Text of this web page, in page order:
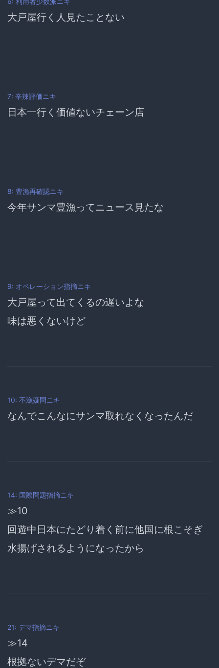
大戸屋行く人見たことない
7: 辛辣評価ニキ
日本一行く価値ないチェーン店
8: 豊漁再確認ニキ
今年サンマ豊漁ってニュース見たな
9: オペレーション指摘ニキ
大戸屋って出てくるの遅いよな
味は悪くないけど
10: 不漁疑問ニキ
なんでこんなにサンマ取れなくなったんだ
14: 国際問題指摘ニキ
≫10
回遊中日本にたどり着く前に他国に根こそぎ
水揚げされるようになったから
21: デマ指摘ニキ
≫14
根拠ないデマだぞ